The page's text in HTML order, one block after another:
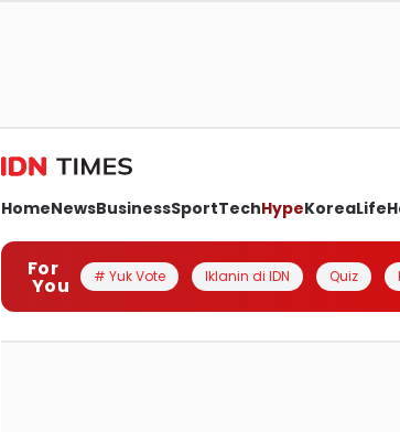
HomeNewsBusinessSportTechHypeKoreaLife
For
You # Yuk Vote Iklanin di IDN Quiz